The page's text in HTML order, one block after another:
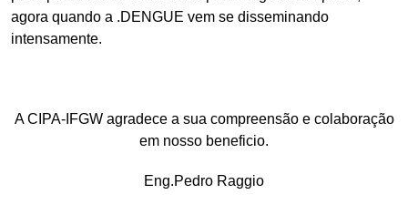
agora quando a .DENGUE vem se disseminando
intensamente.
A CIPA-IFGW agradece a sua compreensão e colaboração
em nosso beneficio.
Eng.Pedro Raggio